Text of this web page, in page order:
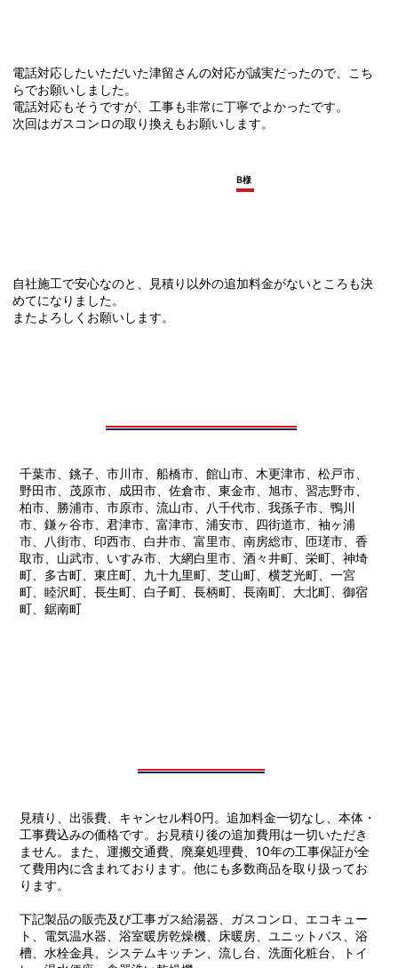
電話対応したいただいた津留さんの対応が誠実だったので、こち
らでお願いしました。
電話対応もそうですが、工事も非常に丁寧でよかったです。
次回はガスコンロの取り換えもお願いします。
自社施工で安心なのと、見積り以外の追加料金がないところも決
めてになりました。
またよろしくお願いします。
B様
千葉市、銚子、市川市、船橋市、館山市、木更津市、松戸市、
野田市、茂原市、成田市、佐倉市、東金市、旭市、習志野市、
柏市、勝浦市、市原市、流山市、八千代市、我孫子市、鴨川
市、鎌ヶ谷市、君津市、富津市、浦安市、四街道市、袖ヶ浦
市、八街市、印西市、白井市、富里市、南房総市、匝瑳市、香
取市、山武市、いすみ市、大網白里市、酒々井町、栄町、神埼
町、多古町、東庄町、九十九里町、芝山町、横芝光町、一宮
町、睦沢町、長生町、白子町、長柄町、長南町、大北町、御宿
町、鋸南町
見積り、出張費、キャンセル料0円。追加料金一切なし、本体・
工事費込みの価格です。お見積り後の追加費用は一切いただき
ません。また、運搬交通費、廃棄処理費、10年の工事保証が全
て費用内に含まれております。他にも多数商品を取り扱ってお
ります。
下記製品の販売及び工事ガス給湯器、ガスコンロ、エコキュー
ト、電気温水器、浴室暖房乾燥機、床暖房、ユニットバス、浴
槽、水栓金具、システムキッチン、流し台、洗面化粧台、トイ